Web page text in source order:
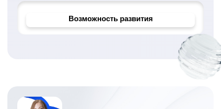
Возможность развития